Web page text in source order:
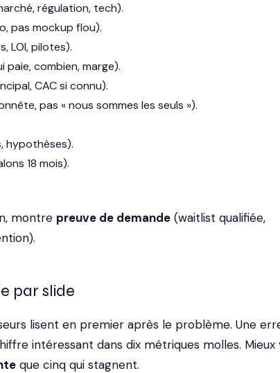
régulation, tech).
pas mockup flou).
LOI, pilotes).
paie, combien, marge).
CAC si connu).
pas « nous sommes les seuls »).
hypothèses).
18 mois).
montre preuve de demande (waitlist qualifiée,
par slide
lisent en premier après le problème. Une
intéressant dans dix métriques molles. Mieux
que cinq qui stagnent.